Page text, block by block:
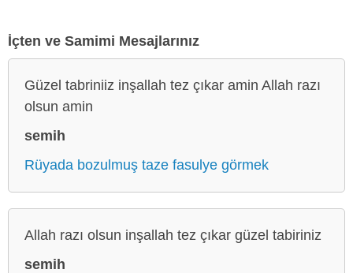
İçten ve Samimi Mesajlarınız
Güzel tabriniiz inşallah tez çıkar amin Allah razı
olsun amin
semih
Rüyada bozulmuş taze fasulye görmek
Allah razı olsun inşallah tez çıkar güzel tabiriniz
semih